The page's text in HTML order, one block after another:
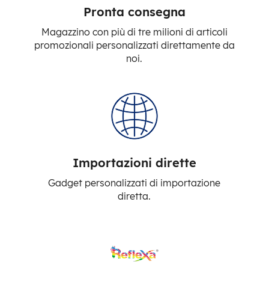
Pronta consegna
Magazzino con più di tre milioni di articoli
promozionali personalizzati direttamente da
noi.
Importazioni dirette
Gadget personalizzati di importazione
diretta.